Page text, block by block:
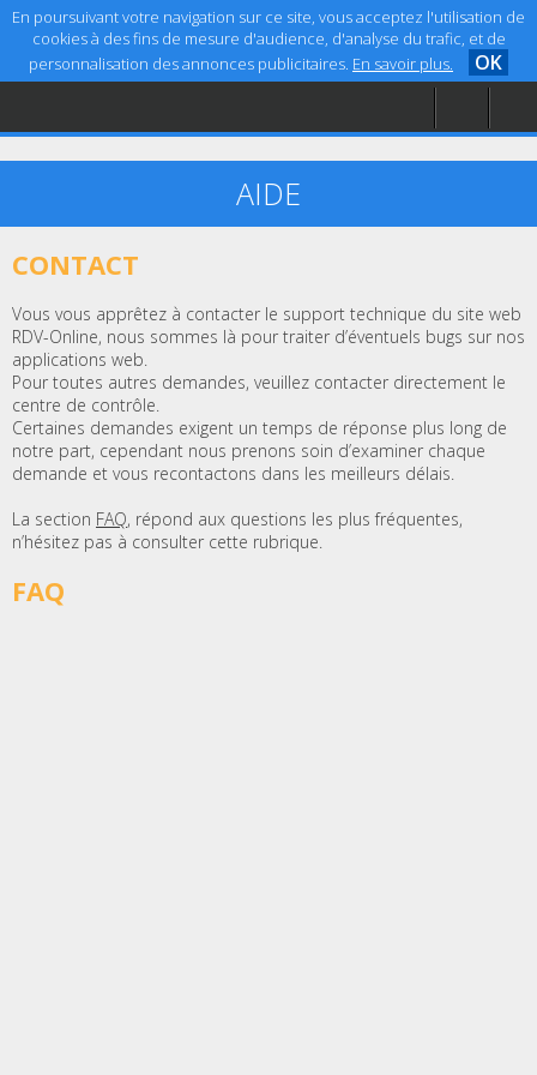
En poursuivant votre navigation sur ce site, vous acceptez l'utilisation de
cookies à des fins de mesure d'audience, d'analyse du trafic, et de
personnalisation des annonces publicitaires. En savoir plus. OK
Accueil
Aide
AIDE
CONTACT
Vous vous apprêtez à contacter le support technique du site web
RDV-Online, nous sommes là pour traiter d’éventuels bugs sur nos
applications web.
Pour toutes autres demandes, veuillez contacter directement le
centre de contrôle.
Certaines demandes exigent un temps de réponse plus long de
notre part, cependant nous prenons soin d’examiner chaque
demande et vous recontactons dans les meilleurs délais.
La section FAQ, répond aux questions les plus fréquentes,
n’hésitez pas à consulter cette rubrique.
FAQ